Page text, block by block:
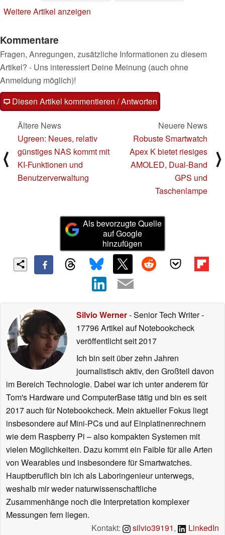
Weitere Artikel anzeigen
Kommentare
Fragen, Anregungen, zusätzliche Informationen zu diesem
Artikel? - Uns interessiert Deine Meinung (auch ohne
Anmeldung möglich)!
Diesen Artikel kommentieren / Antworten
⟨
Ältere News
Ugreen: Neues, relativ
günstiges NAS kommt mit
KI-Funktionen und
Benutzerverwaltung
Neuere News
Robuste Smartwatch
Apex K bietet riesiges
AMOLED, Dual-Band
GPS und
Taschenlampe
⟩
Als bevorzugte Quelle
auf Google
hinzufügen
Silvio Werner- Senior Tech Writer-
17796 Artikel auf Notebookcheck
veröffentlichtseit 2017
Ich bin seit über zehn Jahren
journalistisch aktiv, den Großteil davon
im Bereich Technologie. Dabei war ich unter anderem für
Tom's Hardware und ComputerBase tätig und bin es seit
2017 auch für Notebookcheck. Mein aktueller Fokus liegt
insbesondere auf Mini-PCs und auf Einplatinenrechnern
wie dem Raspberry Pi – also kompakten Systemen mit
vielen Möglichkeiten. Dazu kommt ein Faible für alle Arten
von Wearables und insbesondere für Smartwatches.
Hauptberuflich bin ich als Laboringenieur unterwegs,
weshalb mir weder naturwissenschaftliche
Zusammenhänge noch die Interpretation komplexer
Messungen fern liegen.
Kontakt:
silvio39191, LinkedIn